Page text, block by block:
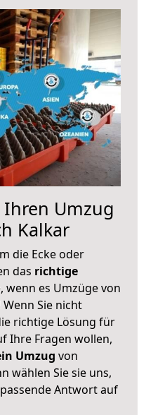
Ihren Umzug
Kalkar
die Ecke oder
das richtige
wenn es Umzüge von
Sie nicht
richtige Lösung für
Ihre Fragen wollen,
Umzug von
wählen Sie sie uns,
Antwort auf